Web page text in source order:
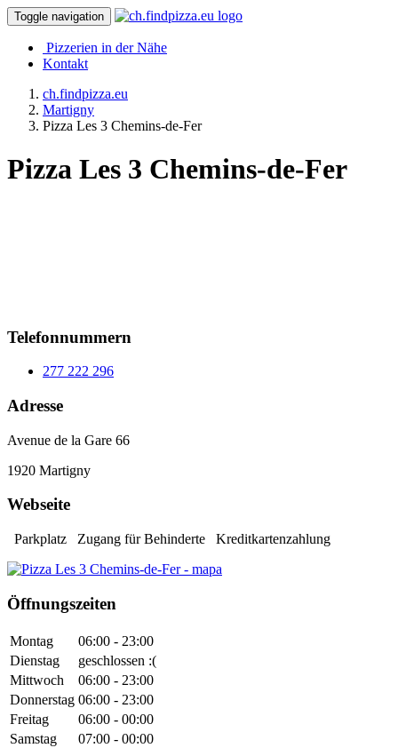
Toggle navigation
Pizzerien in der Nähe
Kontakt
ch.findpizza.eu
Martigny
Pizza Les 3 Chemins-de-Fer
Pizza Les 3 Chemins-de-Fer
Telefonnummern
277 222 296
Adresse
Avenue de la Gare 66
1920 Martigny
Webseite
Parkplatz Zugang für Behinderte Kreditkartenzahlung
Öffnungszeiten
Montag
06:00 - 23:00
Dienstag
geschlossen :(
Mittwoch
06:00 - 23:00
Donnerstag 06:00 - 23:00
Freitag
06:00 - 00:00
Samstag
07:00 - 00:00